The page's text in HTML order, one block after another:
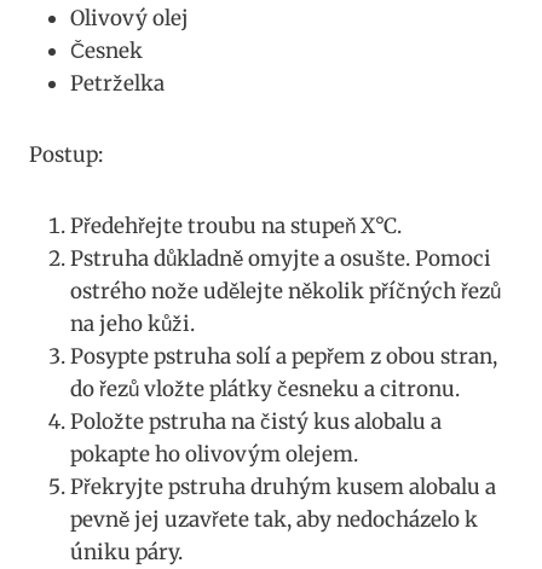
Olivový ​olej
Česnek
Petrželka
Postup:
Předehřejte troubu na ‍stupeň X°C.
Pstruha ⁤důkladně ‍omyjte ‌a⁢ osušte. Pomoci
ostrého⁤ nože udělejte ‍několik⁣ příčných ‌řezů⁤
na jeho kůži.
Posypte pstruha solí a pepřem z obou ⁤stran,​
do řezů vložte plátky česneku ⁢a citronu.
Položte pstruha na ‌čistý kus alobalu a
pokapte ho olivovým olejem.
Překryjte pstruha druhým kusem alobalu a
pevně jej uzavřete⁣ tak, aby nedocházelo k
⁢úniku páry.